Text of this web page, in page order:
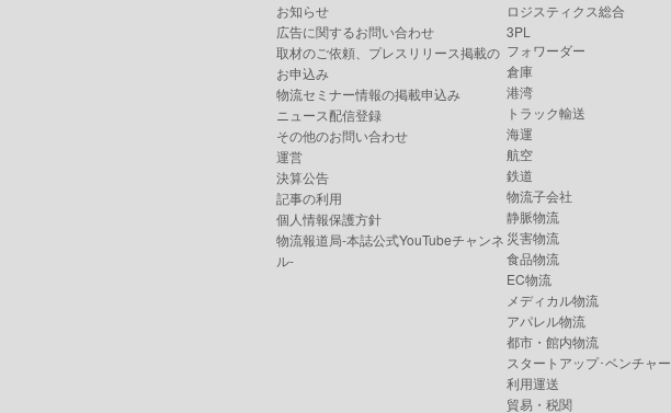
お知らせ
広告に関するお問い合わせ
取材のご依頼、プレスリリース掲載の
お申込み
物流セミナー情報の掲載申込み
ニュース配信登録
その他のお問い合わせ
運営
決算公告
記事の利用
個人情報保護方針
物流報道局-本誌公式YouTubeチャンネ
ル-
ロジスティクス総合
3PL
フォワーダー
倉庫
港湾
トラック輸送
海運
航空
鉄道
物流子会社
静脈物流
災害物流
食品物流
EC物流
メディカル物流
アパレル物流
都市・館内物流
スタートアップ･ベンチャー
利用運送
貿易・税関